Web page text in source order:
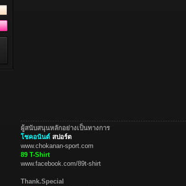
ผู้สนับสนุนหลักอย่างเป็นทางการ
โชคอนันต์ สปอร์ต
www.chokanan-sport.com
89 T-Shirt
www.facebook.com/89t-shirt
Thank.Special